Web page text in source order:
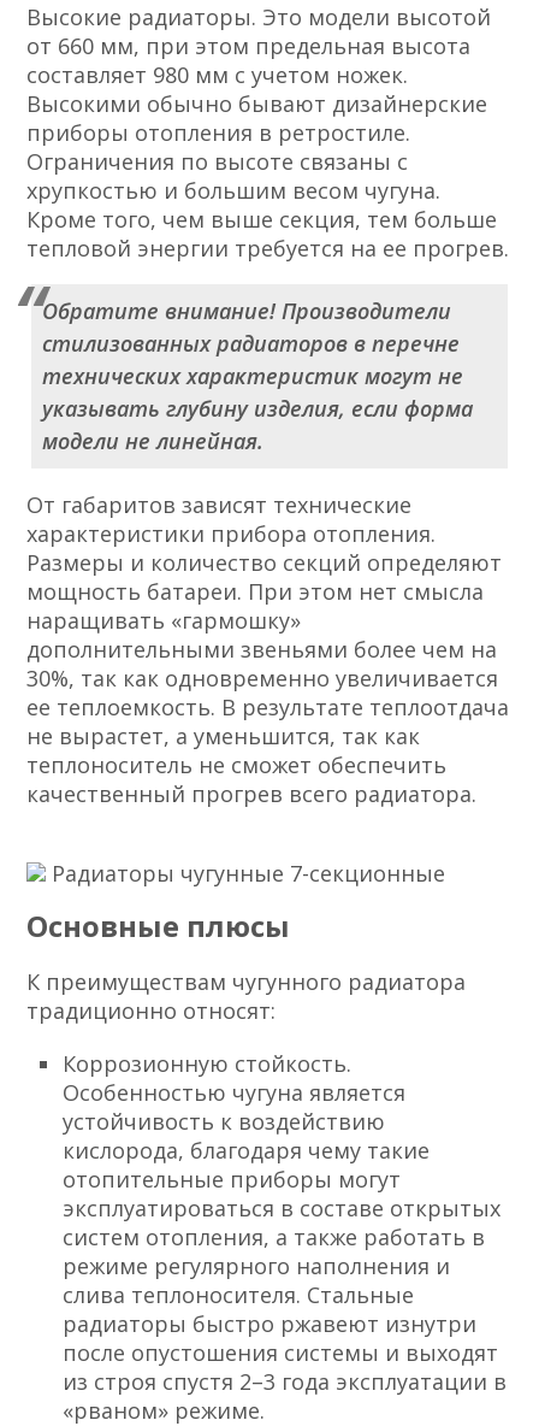
Высокие радиаторы. Это модели высотой
от 660 мм, при этом предельная высота
составляет 980 мм с учетом ножек.
Высокими обычно бывают дизайнерские
приборы отопления в ретростиле.
Ограничения по высоте связаны с
хрупкостью и большим весом чугуна.
Кроме того, чем выше секция, тем больше
тепловой энергии требуется на ее прогрев.
Обратите внимание! Производители
стилизованных радиаторов в перечне
технических характеристик могут не
указывать глубину изделия, если форма
модели не линейная.
От габаритов зависят технические
характеристики прибора отопления.
Размеры и количество секций определяют
мощность батареи. При этом нет смысла
наращивать «гармошку»
дополнительными звеньями более чем на
30%, так как одновременно увеличивается
ее теплоемкость. В результате теплоотдача
не вырастет, а уменьшится, так как
теплоноситель не сможет обеспечить
качественный прогрев всего радиатора.
Радиаторы чугунные 7-секционные
Основные плюсы
К преимуществам чугунного радиатора
традиционно относят:
Коррозионную стойкость.
Особенностью чугуна является
устойчивость к воздействию
кислорода, благодаря чему такие
отопительные приборы могут
эксплуатироваться в составе открытых
систем отопления, а также работать в
режиме регулярного наполнения и
слива теплоносителя. Стальные
радиаторы быстро ржавеют изнутри
после опустошения системы и выходят
из строя спустя 2–3 года эксплуатации в
«рваном» режиме.